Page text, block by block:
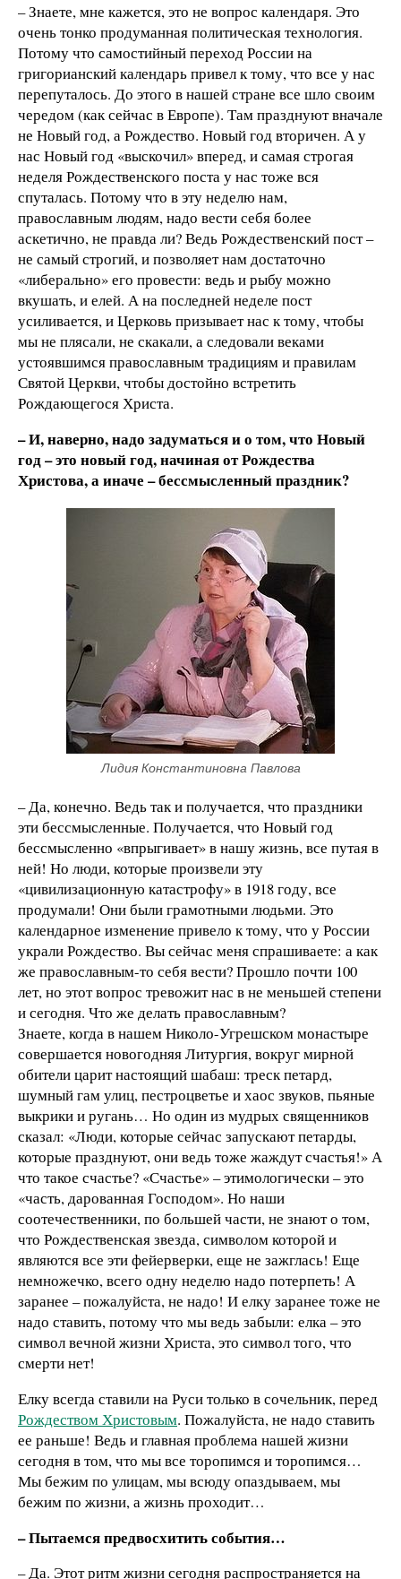
– Знаете, мне кажется, это не вопрос календаря. Это
очень тонко продуманная политическая технология.
Потому что самостийный переход России на
григорианский календарь привел к тому, что все у нас
перепуталось. До этого в нашей стране все шло своим
чередом (как сейчас в Европе). Там празднуют вначале
не Новый год, а Рождество. Новый год вторичен. А у
нас Новый год «выскочил» вперед, и самая строгая
неделя Рождественского поста у нас тоже вся
спуталась. Потому что в эту неделю нам,
православным людям, надо вести себя более
аскетично, не правда ли? Ведь Рождественский пост –
не самый строгий, и позволяет нам достаточно
«либерально» его провести: ведь и рыбу можно
вкушать, и елей. А на последней неделе пост
усиливается, и Церковь призывает нас к тому, чтобы
мы не плясали, не скакали, а следовали веками
устоявшимся православным традициям и правилам
Святой Церкви, чтобы достойно встретить
Рождающегося Христа.
– И, наверно, надо задуматься и о том, что Новый
год – это новый год, начиная от Рождества
Христова, а иначе – бессмысленный праздник?
Лидия Константиновна Павлова
– Да, конечно. Ведь так и получается, что праздники
эти бессмысленные. Получается, что Новый год
бессмысленно «впрыгивает» в нашу жизнь, все путая в
ней! Но люди, которые произвели эту
«цивилизационную катастрофу» в 1918 году, все
продумали! Они были грамотными людьми. Это
календарное изменение привело к тому, что у России
украли Рождество. Вы сейчас меня спрашиваете: а как
же православным-то себя вести? Прошло почти 100
лет, но этот вопрос тревожит нас в не меньшей степени
и сегодня. Что же делать православным?
Знаете, когда в нашем Николо-Угрешском монастыре
совершается новогодняя Литургия, вокруг мирной
обители царит настоящий шабаш: треск петард,
шумный гам улиц, пестроцветье и хаос звуков, пьяные
выкрики и ругань… Но один из мудрых священников
сказал: «Люди, которые сейчас запускают петарды,
которые празднуют, они ведь тоже жаждут счастья!» А
что такое счастье? «Счастье» – этимологически – это
«часть, дарованная Господом». Но наши
соотечественники, по большей части, не знают о том,
что Рождественская звезда, символом которой и
являются все эти фейерверки, еще не зажглась! Еще
немножечко, всего одну неделю надо потерпеть! А
заранее – пожалуйста, не надо! И елку заранее тоже не
надо ставить, потому что мы ведь забыли: елка – это
символ вечной жизни Христа, это символ того, что
смерти нет!
Елку всегда ставили на Руси только в сочельник, перед
Рождеством Христовым. Пожалуйста, не надо ставить
ее раньше! Ведь и главная проблема нашей жизни
сегодня в том, что мы все торопимся и торопимся…
Мы бежим по улицам, мы всюду опаздываем, мы
бежим по жизни, а жизнь проходит…
– Пытаемся предвосхитить события…
– Да. Этот ритм жизни сегодня распространяется на